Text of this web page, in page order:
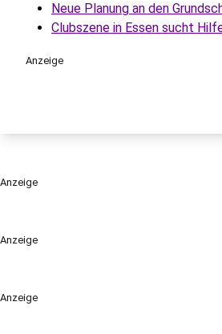
Anzeige
Anzeige
Neue Planung an den
Clubszene in Essen sucht
Anzeige
Anzeige